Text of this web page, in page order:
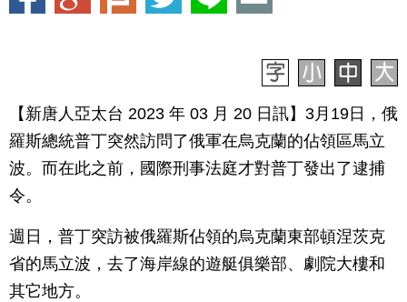
【新唐人亞太台 2023 年 03 月 20 日訊】3月19日，俄
羅斯總統普丁突然訪問了俄軍在烏克蘭的佔領區馬立
波。而在此之前，國際刑事法庭才對普丁發出了逮捕
令。
週日，普丁突訪被俄羅斯佔領的烏克蘭東部頓涅茨克
省的馬立波，去了海岸線的遊艇俱樂部、劇院大樓和
其它地方。